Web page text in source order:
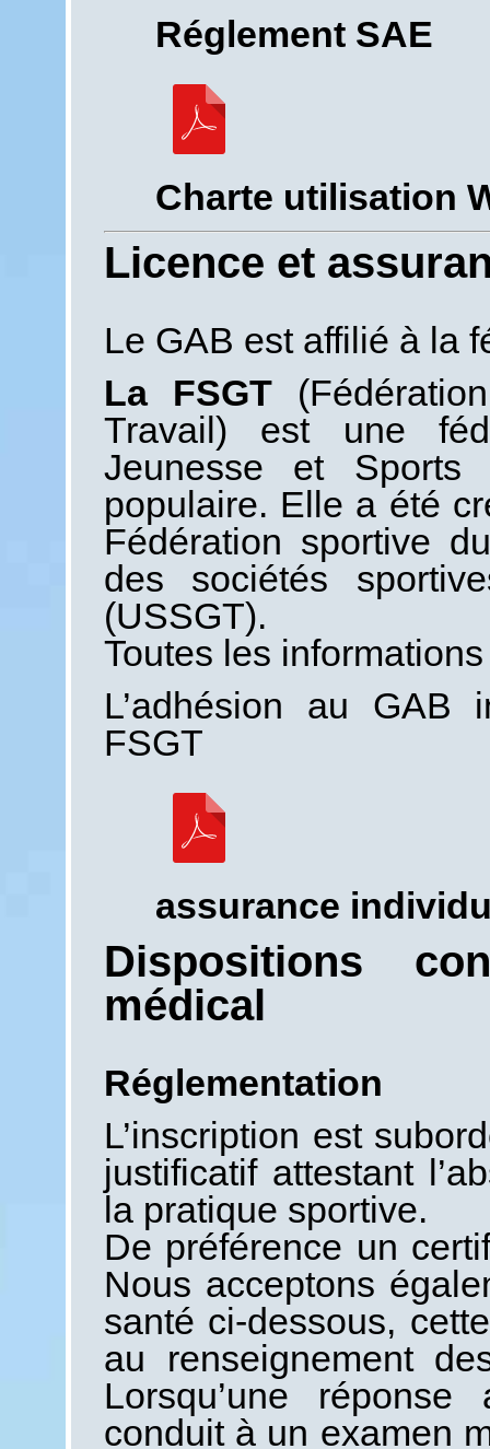
Réglement SAE
Charte utilisation
Licence et
Le GAB est affilié à la
La FSGT
Travail) est une
Jeunesse et Sports
populaire. Elle a été
Fédération sportive
des sociétés
(USSGT).
Toutes les
L’adhésion au GAB
FSGT
assurance
Dispositions
médical
Réglementation
L’inscription est
justificatif attestant
la pratique sportive.
De préférence un
Nous acceptons
santé ci-dessous,
au renseignement
Lorsqu’une
conduit à un examen